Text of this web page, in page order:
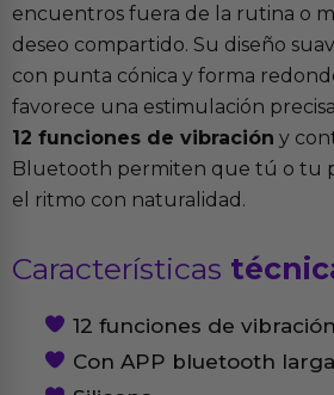
encuentros fuera de la rutina o
deseo compartido. Su diseño
con punta cónica y forma
favorece una estimulación
12 funciones de vibración y
Bluetooth permiten que tú o tu
el ritmo con naturalidad.
Características
12 funciones de vibración
Con APP bluetooth